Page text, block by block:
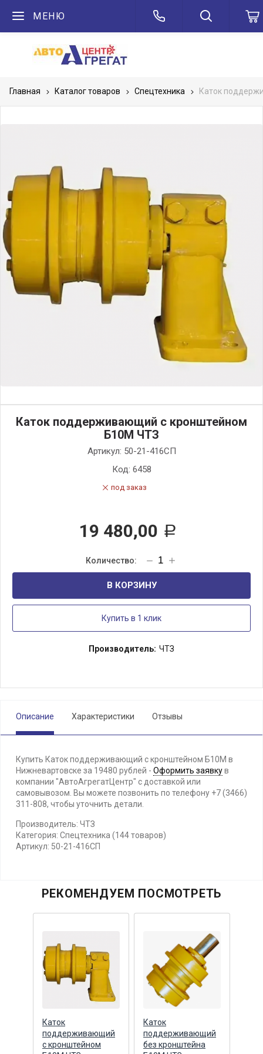
МЕНЮ
Главная Каталог товаров Спецтехника Каток
Каток поддерживающий с кронштейном
Б10М ЧТЗ
Артикул: 50-21-416СП
Код: 6458
под заказ
19 480,00 Р
В КОРЗИНУ
Купить в 1 клик
Производитель: ЧТЗ
Описание Характеристики Отзывы
Купить Каток поддерживающий с кронштейном Б10М в
Нижневартовске за 19480 рублей - Оформить заявкув
компании "АвтоАгрегатЦентр" с доставкой или
самовывозом. Вы можете позвонить по телефону +7 (3466)
311-808, чтобы уточнить детали.
Производитель: ЧТЗ
Категория: Спецтехника (144 товаров)
Артикул: 50-21-416СП
РЕКОМЕНДУЕМ ПОСМОТРЕТЬ
Каток
поддерживающий
с кронштейном
Каток
поддерживающий
без кронштейна